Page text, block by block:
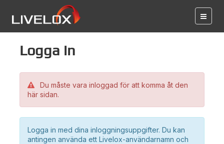
Logga in
Du måste vara inloggad för att komma åt den
här sidan.
Logga in med dina inloggningsuppgifter. Du kan
antingen använda ett Livelox-användarnamn och